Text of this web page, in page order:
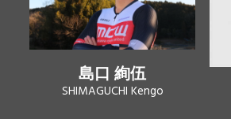
島口 絢伍
SHIMAGUCHI Kengo